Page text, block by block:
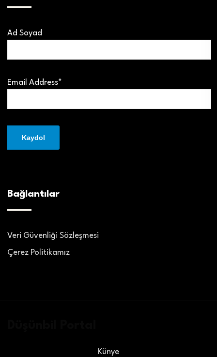
Ad Soyad
Email Address*
Bağlantılar
Veri Güvenliği Sözleşmesi
Çerez Politikamız
Künye